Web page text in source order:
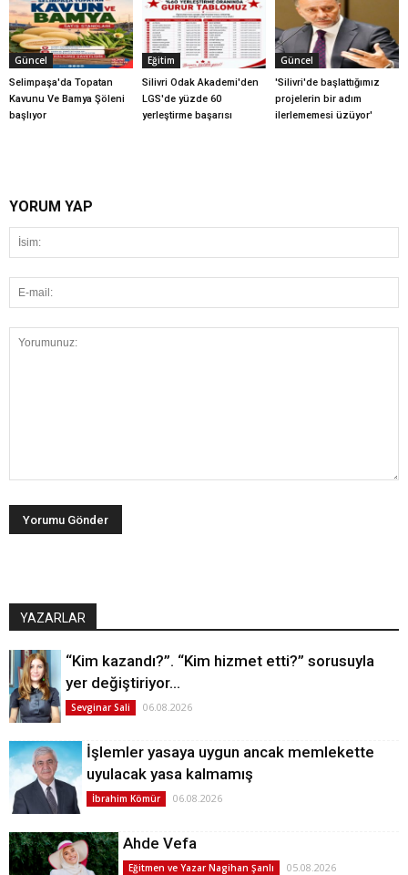
Güncel
Selimpaşa'da Topatan
Kavunu Ve Bamya Şöleni
başlıyor
Eğitim
Silivri Odak Akademi'den
LGS'de yüzde 60
yerleştirme başarısı
Güncel
'Silivri'de başlattığımız
projelerin bir adım
ilerlememesi üzüyor'
YORUM YAP
YAZARLAR
“Kim kazandı?”. “Kim hizmet etti?” sorusuyla
yer değiştiriyor…
Sevginar Sali 06.08.2026
İşlemler yasaya uygun ancak memlekette
uyulacak yasa kalmamış
İbrahim Kömür 06.08.2026
Ahde Vefa
Eğitmen ve Yazar Nagihan Şanlı 05.08.2026